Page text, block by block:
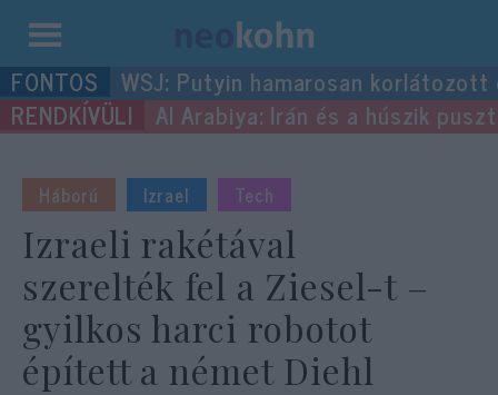
Kilépés
a
tartalomba
WSJ: Putyin hamarosan
Al Arabiya: Irán és a húszik
Háború Izrael Tech
Izraeli rakétával
szerelték fel a Ziesel-t –
gyilkos harci robotot
épített a német Diehl